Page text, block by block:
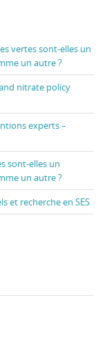
vertes sont-elles un
un autre ?
nitrate policy
experts –
sont-elles un
un autre ?
et recherche en SES